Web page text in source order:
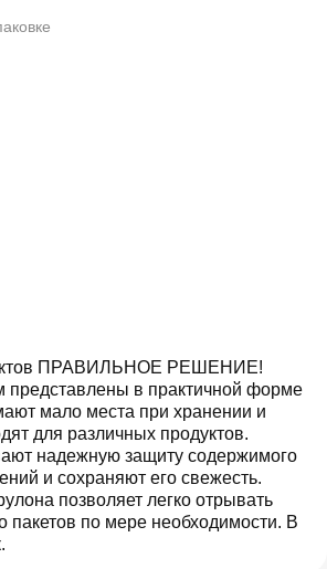
ПРАВИЛЬНОЕ РЕШЕНИЕ!
представлены в практичной форме
мало места при хранении и
для различных продуктов.
надежную защиту содержимого
и сохраняют его свежесть.
позволяет легко отрывать
пакетов по мере необходимости. В